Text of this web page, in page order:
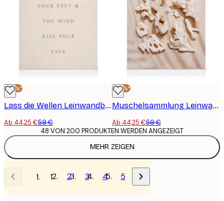
-25%*
Lass die Wellen Leinwandbild
Ab 44,25 €59 €
-25%*
Muschelsammlung Leinwandbild
Ab 44,25 €59 €
MEHR ZEIGEN
48 VON 200 PRODUKTEN WERDEN ANGEZEIGT
1 2 3 4 5